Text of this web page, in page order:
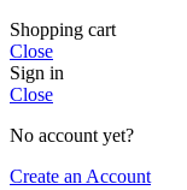
Shopping cart
Close
Sign in
Close
No account yet?
Create an Account